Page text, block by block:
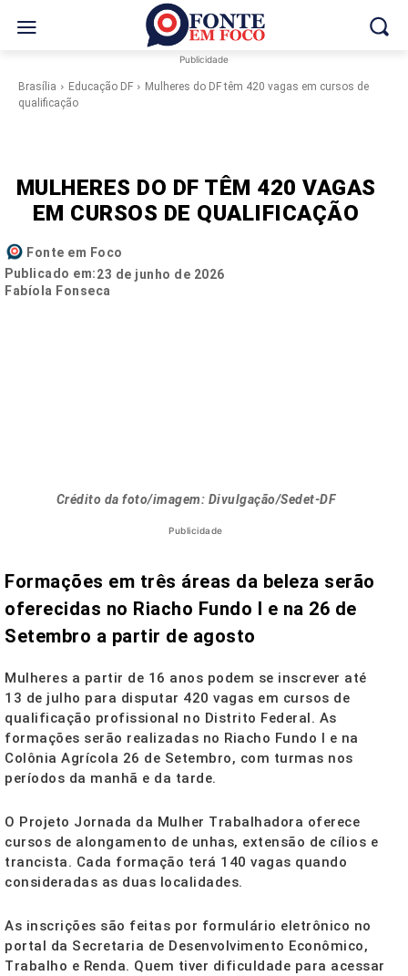
Publicidade
Brasília Educação DF
Mulheres do DF têm 420 vagas em cursos de
qualificação
MULHERES DO DF TÊM 420 VAGAS
EM CURSOS DE QUALIFICAÇÃO
Fonte em Foco
Publicado em:23 de junho de 2026
Fabíola Fonseca
Crédito da foto/imagem: Divulgação/Sedet-DF
Publicidade
Formações em três áreas da beleza serão
oferecidas no Riacho Fundo I e na 26 de
Setembro a partir de agosto
Mulheres a partir de 16 anos podem se inscrever até
13 de julho para disputar 420 vagas em cursos de
qualificação profissional no Distrito Federal. As
formações serão realizadas no Riacho Fundo I e na
Colônia Agrícola 26 de Setembro, com turmas nos
períodos da manhã e da tarde.
O Projeto Jornada da Mulher Trabalhadora oferece
cursos de alongamento de unhas, extensão de cílios e
trancista. Cada formação terá 140 vagas quando
consideradas as duas localidades.
As inscrições são feitas por formulário eletrônico no
portal da Secretaria de Desenvolvimento Econômico,
Trabalho e Renda. Quem tiver dificuldade para acessar